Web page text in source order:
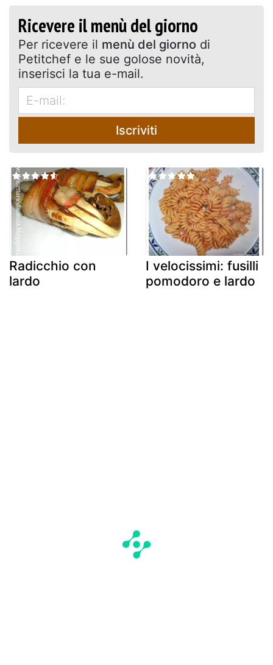
Ricevere il menù del giorno
Per ricevere il menù del giorno di
Petitchef e le sue golose novità,
inserisci la tua e-mail.
Iscriviti
Radicchio con
lardo
I velocissimi: fusilli
pomodoro e lardo